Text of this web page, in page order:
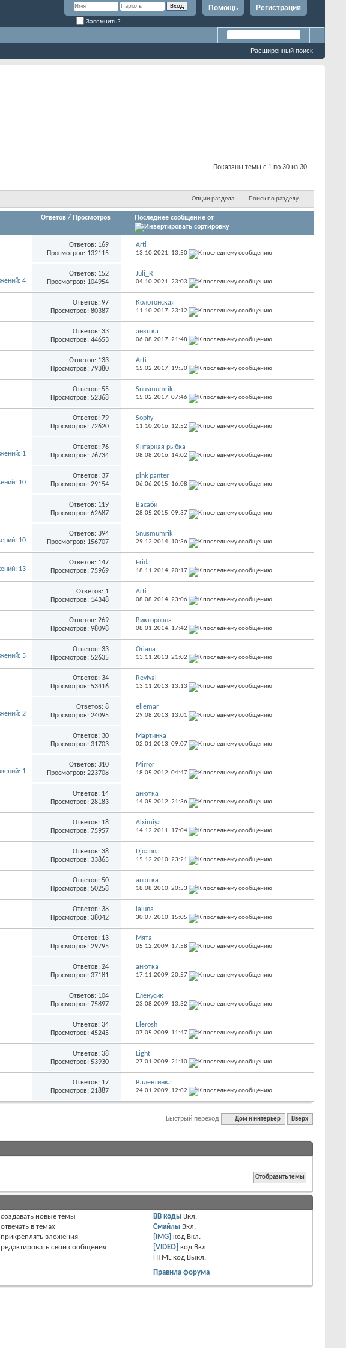
Регистрация
Помощь
Запомнить?
Расширенный поиск
Показаны темы с 1 по 30 из 30
Опции раздела Поиск по разделу
Ответов / Просмотров Последнее сообщение от
Ответов: 169
Просмотров: 132115
Arti
13.10.2021, 13:50
Ответов: 152
Просмотров: 104954
Juli_R
04.10.2021, 23:03
Ответов: 97
Просмотров: 80387
Колотонская
11.10.2017, 23:12
Ответов: 33
Просмотров: 44653
анютка
06.08.2017, 21:48
Ответов: 133
Просмотров: 79380
Arti
15.02.2017, 19:50
Ответов: 55
Просмотров: 52368
Snusmumrik
15.02.2017, 07:46
Ответов: 79
Просмотров: 72620
Sophy
11.10.2016, 12:52
Ответов: 76
Просмотров: 76734
Янтарная рыбка
08.08.2016, 14:02
Ответов: 37
Просмотров: 29154
pink panter
06.06.2015, 16:08
Ответов: 119
Просмотров: 62687
Васаби
28.05.2015, 09:37
Ответов: 394
Просмотров: 156707
Snusmumrik
29.12.2014, 10:36
Ответов: 147
Просмотров: 75969
Fridа
18.11.2014, 20:17
Ответов: 1
Просмотров: 14348
Arti
08.08.2014, 23:06
Ответов: 269
Просмотров: 98098
Викторовна
08.01.2014, 17:42
Ответов: 33
Просмотров: 52635
Oriana
13.11.2013, 21:02
Ответов: 34
Просмотров: 53416
Revival
13.11.2013, 13:13
Ответов: 8
Просмотров: 24095
ellemar
29.08.2013, 13:01
Ответов: 30
Просмотров: 31703
Мартинка
02.01.2013, 09:07
Ответов: 310
Просмотров: 223708
Mirror
18.05.2012, 04:47
Ответов: 14
Просмотров: 28183
анютка
14.05.2012, 21:36
Ответов: 18
Просмотров: 75957
Alximiya
14.12.2011, 17:04
Ответов: 38
Просмотров: 33865
Djoanna
15.12.2010, 23:21
Ответов: 50
Просмотров: 50258
анютка
18.08.2010, 20:53
Ответов: 38
Просмотров: 38042
laluna
30.07.2010, 15:05
Ответов: 13
Просмотров: 29795
Мята
05.12.2009, 17:58
Ответов: 24
Просмотров: 37181
анютка
17.11.2009, 20:57
Ответов: 104
Просмотров: 75897
Еленусик
23.08.2009, 13:32
Ответов: 34
Просмотров: 45245
Elerosh
07.05.2009, 11:47
Ответов: 38
Просмотров: 53930
Light
27.01.2009, 21:10
Ответов: 17
Просмотров: 21887
Валентинка
24.01.2009, 12:02
Быстрый переход Дом и интерьер Вверх
создавать новые темы
отвечать в темах
прикреплять вложения
редактировать свои сообщения
BB коды Вкл.
Смайлы Вкл.
[IMG] код Вкл.
[VIDEO] код Вкл.
HTML код Выкл.
Правила форума